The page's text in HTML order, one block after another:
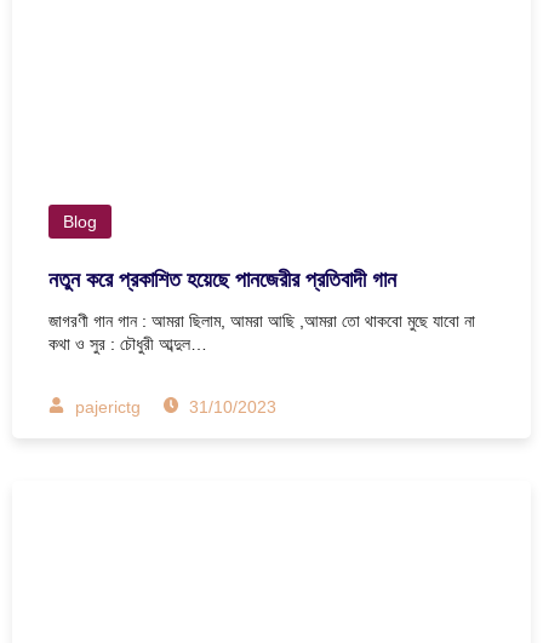
Blog
নতুন করে প্রকাশিত হয়েছে পানজেরীর প্রতিবাদী গান
জাগরণী গান গান : আমরা ছিলাম, আমরা আছি ,আমরা তো থাকবো মুছে যাবো না
কথা ও সুর : চৌধুরী আব্দুল…
pajerictg 31/10/2023